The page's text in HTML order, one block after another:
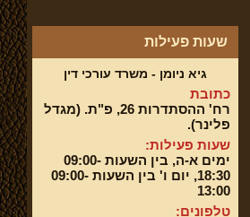
שעות פעילות
גיא ניומן - משרד עורכי דין
כתובת
רח' ההסתדרות 26, פ"ת. (מגדל
פלינר).
שעות פעילות:
ימים א-ה, בין השעות 09:00-
18:30, יום ו' בין השעות 09:00-
13:00
טלפונים: